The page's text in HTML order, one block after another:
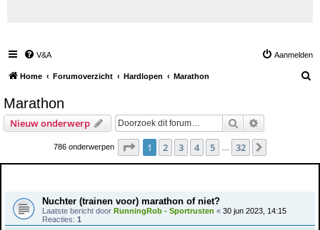
V&A Aanmelden
Home Forumoverzicht Hardlopen Marathon
Marathon
Nieuw onderwerp Zoek
786 onderwerpen Pagina van 32
1 2 3 4 5 32
Nuchter (trainen voor) marathon of niet?
Laatste bericht door RunningRob - Sportrusten « 30 jun 2023, 14:15
Reacties: 1